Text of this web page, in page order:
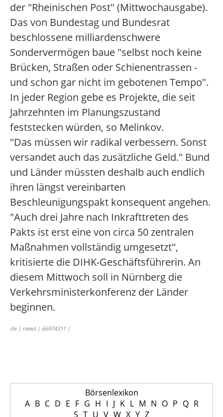
der "Rheinischen Post" (Mittwochausgabe).
Das von Bundestag und Bundesrat
beschlossene milliardenschwere
Sondervermögen baue "selbst noch keine
Brücken, Straßen oder Schienentrassen -
und schon gar nicht im gebotenen Tempo".
In jeder Region gebe es Projekte, die seit
Jahrzehnten im Planungszustand
feststecken würden, so Melinkov.
"Das müssen wir radikal verbessern. Sonst
versandet auch das zusätzliche Geld." Bund
und Länder müssten deshalb auch endlich
ihren längst vereinbarten
Beschleunigungspakt konsequent angehen.
"Auch drei Jahre nach Inkrafttreten des
Pakts ist erst eine von circa 50 zentralen
Maßnahmen vollständig umgesetzt",
kritisierte die DIHK-Geschäftsführerin. An
diesem Mittwoch soll in Nürnberg die
Verkehrsministerkonferenz der Länder
beginnen.
de | news | 66974311 |
Börsenlexikon
A B C D E F G H I J K L M N O P Q R
S T U V W X Y Z